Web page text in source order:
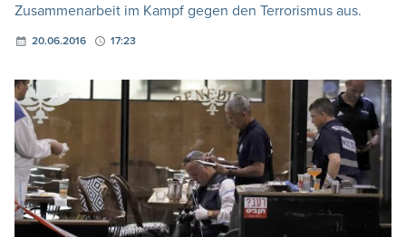
Zusammenarbeit im Kampf gegen den Terrorismus aus.
20.06.2016 17:23